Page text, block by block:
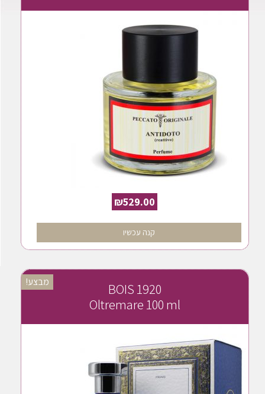
₪529.00
קנה עכשיו
מבצע!
BOIS 1920
Oltremare 100 ml